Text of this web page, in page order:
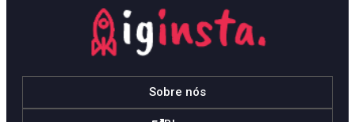
Sobre nós